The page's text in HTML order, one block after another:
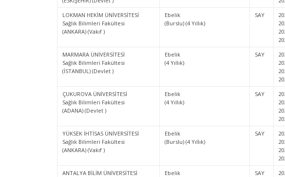
LOKMAN HEKİM ÜNİVERSİTESİ
Sağlık Bilimleri Fakültesi
(ANKARA) (Vakıf )
Ebelik
(Burslu) (4 Yıllık)
SAY
MARMARA ÜNİVERSİTESİ
Sağlık Bilimleri Fakültesi
(İSTANBUL) (Devlet )
Ebelik
(4 Yıllık)
SAY
ÇUKUROVA ÜNİVERSİTESİ
Sağlık Bilimleri Fakültesi
(ADANA) (Devlet )
Ebelik
(4 Yıllık)
SAY
YÜKSEK İHTİSAS ÜNİVERSİTESİ
Sağlık Bilimleri Fakültesi
(ANKARA) (Vakıf )
Ebelik
(Burslu) (4 Yıllık)
SAY
ANTALYA BİLİM ÜNİVERSİTESİ
Ebelik
SAY